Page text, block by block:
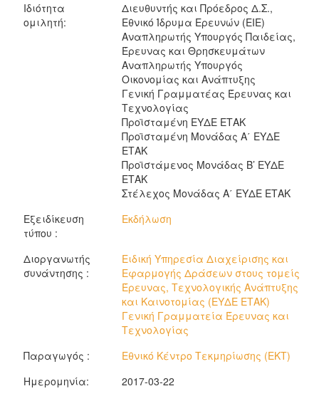
Ιδιότητα
ομιλητή:
Διευθυντής και Πρόεδρος Δ.Σ.,
Εθνικό Ίδρυμα Ερευνών (ΕΙΕ)
Αναπληρωτής Υπουργός Παιδείας,
Έρευνας και Θρησκευμάτων
Αναπληρωτής Υπουργός
Οικονομίας και Ανάπτυξης
Γενική Γραμματέας Έρευνας και
Τεχνολογίας
Προϊσταμένη ΕΥΔΕ ΕΤΑΚ
Προϊσταμένη Μονάδας Α΄ ΕΥΔΕ
ΕΤΑΚ
Προϊστάμενος Μονάδας Β’ ΕΥΔΕ
ΕΤΑΚ
Στέλεχος Μονάδας Α΄ ΕΥΔΕ ΕΤΑΚ
Εξειδίκευση
τύπου :
Εκδήλωση
Διοργανωτής
συνάντησης :
Ειδική Υπηρεσία Διαχείρισης και
Εφαρμογής Δράσεων στους τομείς
Έρευνας, Τεχνολογικής Ανάπτυξης
και Καινοτομίας (ΕΥΔΕ ΕΤΑΚ)
Γενική Γραμματεία Έρευνας και
Τεχνολογίας
Παραγωγός :
Εθνικό Κέντρο Τεκμηρίωσης (ΕΚΤ)
Ημερομηνία:
2017-03-22